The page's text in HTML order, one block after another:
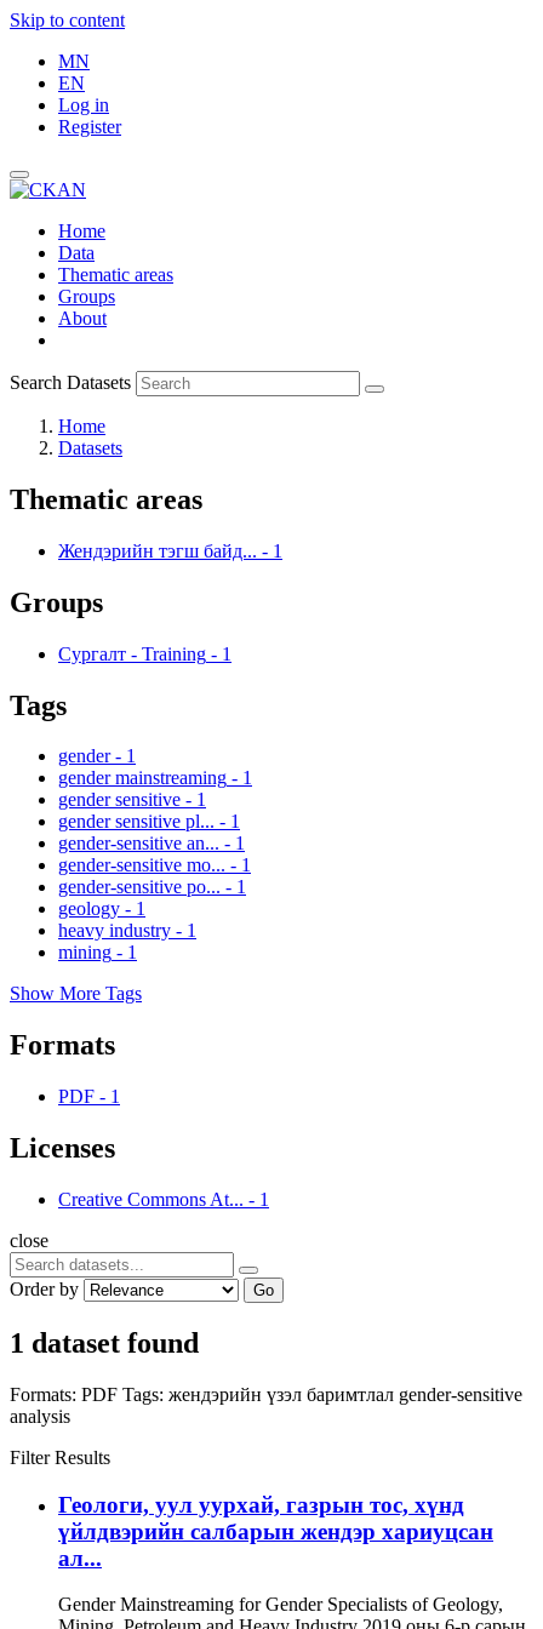
Skip to content
MN
EN
Log in
Register
Home
Data
Thematic areas
Groups
About
Search Datasets
Home
Datasets
Thematic areas
Жендэрийн тэгш байд... - 1
Groups
Сургалт - Training - 1
Tags
gender - 1
gender mainstreaming - 1
gender sensitive - 1
gender sensitive pl... - 1
gender-sensitive an... - 1
gender-sensitive mo... - 1
gender-sensitive po... - 1
geology - 1
heavy industry - 1
mining - 1
Show More Tags
Formats
PDF - 1
Licenses
Creative Commons At... - 1
close
Order by Go
1 dataset found
Formats: PDF Tags: жендэрийн үзэл баримтлал gender-sensitive
analysis
Filter Results
Геологи, уул уурхай, газрын тос, хүнд
үйлдвэрийн салбарын жендэр хариуцсан
ал...
Gender Mainstreaming for Gender Specialists of Geology,